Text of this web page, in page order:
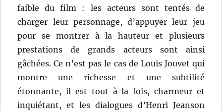
faible du film : les acteurs sont tentés de
charger leur personnage, d’appuyer leur jeu
pour se montrer à la hauteur et plusieurs
prestations de grands acteurs sont ainsi
gâchées. Ce n’est pas le cas de Louis Jouvet qui
montre une richesse et une subtilité
étonnante, il est tout à la fois, charmeur et
inquiétant, et les dialogues d’Henri Jeanson